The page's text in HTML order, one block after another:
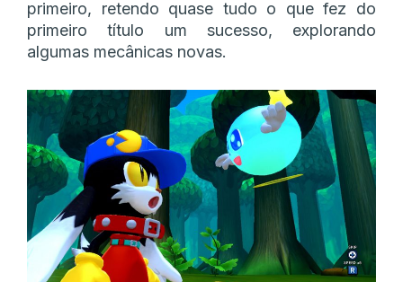
primeiro, retendo quase tudo o que fez do
primeiro título um sucesso, explorando
algumas mecânicas novas.